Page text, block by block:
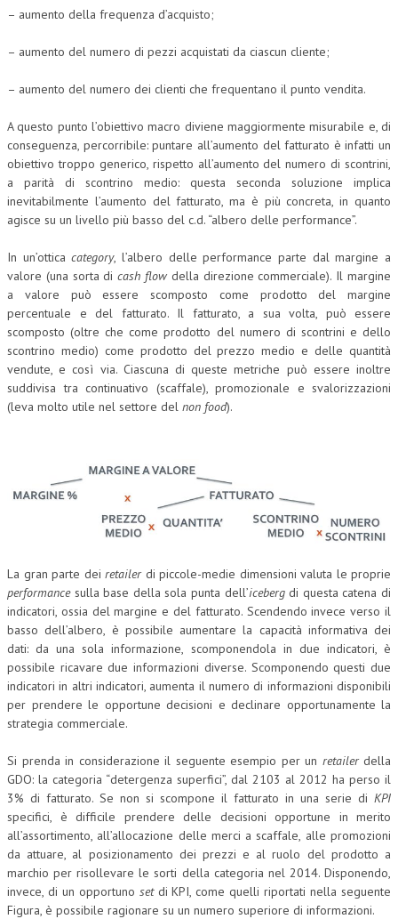
ECONOMIA
CORPORATE SOCIAL RESPONSIBILITY
ECONOMIA DELL’ARTE
HUMAN RESOURCES
RISORSE UMANE
MARKETING
TREASURY IN FINANCIAL SERVICES
RISK MANAGEMENT
L’UMANISTA
DIRITTO DEL LAVORO
DIRITTO DEL WEB
DIRITTO DELLE IMPRESE IN CRISI
CRIMINOLOGIA E CRIMINALISTICA
SICUREZZA SUL LAVORO
FISCO
DIRITTO TRIBUTARIO
FISCALITÀ INTERNAZIONALE
TAX RISK MANAGEMENT
CRIMINOLOGIA TRIBUTARIA
– aumento della frequenza d’acquisto;
– aumento del numero di pezzi acquistati da ciascun cliente;
– aumento del numero dei clienti che frequentano il punto vendita.
A questo punto l’obiettivo macro diviene maggiormente misurabile e, di
conseguenza, percorribile: puntare all’aumento del fatturato è infatti un
obiettivo troppo generico, rispetto all’aumento del numero di scontrini,
a parità di scontrino medio: questa seconda soluzione implica
inevitabilmente l’aumento del fatturato, ma è più concreta, in quanto
agisce su un livello più basso del c.d. “albero delle performance”.
In un’otticacategory, l’albero delle performance parte dal margine a
valore (una sorta dicash flowdella direzione commerciale). Il margine
a valore può essere scomposto come prodotto del margine
percentuale e del fatturato. Il fatturato, a sua volta, può essere
scomposto (oltre che come prodotto del numero di scontrini e dello
scontrino medio) come prodotto del prezzo medio e delle quantità
vendute, e così via. Ciascuna di queste metriche può essere inoltre
suddivisa tra continuativo (scaffale), promozionale e svalorizzazioni
(leva molto utile nel settore del non food).
La gran parte dei retailerdi piccole-medie dimensioni valuta le proprie
performancesulla base della sola punta dell’icebergdi questa catena di
indicatori, ossia del margine e del fatturato. Scendendo invece verso il
basso dell’albero, è possibile aumentare la capacità informativa dei
dati: da una sola informazione, scomponendola in due indicatori, è
possibile ricavare due informazioni diverse. Scomponendo questi due
indicatori in altri indicatori, aumenta il numero di informazioni disponibili
per prendere le opportune decisioni e declinare opportunamente la
strategia commerciale.
Si prenda in considerazione il seguente esempio per un retailerdella
GDO: la categoria “detergenza superfici”, dal 2103 al 2012 ha perso il
3% di fatturato. Se non si scompone il fatturato in una serie di KPI
specifici, è difficile prendere delle decisioni opportune in merito
all’assortimento, all’allocazione delle merci a scaffale, alle promozioni
da attuare, al posizionamento dei prezzi e al ruolo del prodotto a
marchio per risollevare le sorti della categoria nel 2014. Disponendo,
invece, di un opportuno setdi KPI, come quelli riportati nella seguente
Figura, è possibile ragionare su un numero superiore di informazioni.